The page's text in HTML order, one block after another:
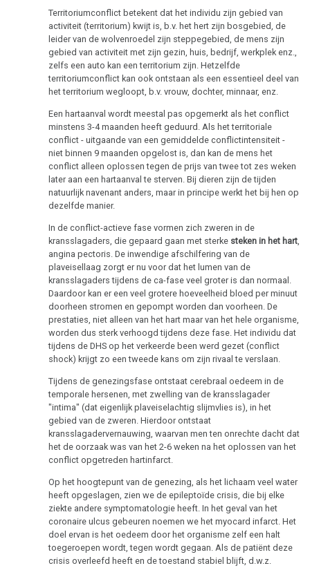
Biologische
natuurwet
Nomenclatuur
Haarden
rechtshandigheid
Hormonen
Kiembladen
Immuunsysteem
Microben
Hodgkin/Non-
Maagkanker
Mesothelioom
Sclerose
Epilepsie
Parkinson
constructie
Territoriumconflict betekent dat het individu zijn gebied van
activiteit (territorium) kwijt is, b.v. het hert zijn bosgebied, de
leider van de wolvenroedel zijn steppegebied, de mens zijn
gebied van activiteit met zijn gezin, huis, bedrijf, werkplek enz.,
zelfs een auto kan een territorium zijn. Hetzelfde
territoriumconflict kan ook ontstaan als een essentieel deel van
het territorium wegloopt, b.v. vrouw, dochter, minnaar, enz.
Een hartaanval wordt meestal pas opgemerkt als het conflict
minstens 3-4 maanden heeft geduurd. Als het territoriale
conflict - uitgaande van een gemiddelde conflictintensiteit -
niet binnen 9 maanden opgelost is, dan kan de mens het
conflict alleen oplossen tegen de prijs van twee tot zes weken
later aan een hartaanval te sterven. Bij dieren zijn de tijden
natuurlijk navenant anders, maar in principe werkt het bij hen op
dezelfde manier.
In de conflict-actieve fase vormen zich zweren in de
kransslagaders, die gepaard gaan met sterke steken in het hart,
angina pectoris. De inwendige afschilfering van de
plaveisellaag zorgt er nu voor dat het lumen van de
kransslagaders tijdens de ca-fase veel groter is dan normaal.
Daardoor kan er een veel grotere hoeveelheid bloed per minuut
doorheen stromen en gepompt worden dan voorheen. De
prestaties, niet alleen van het hart maar van het hele organisme,
worden dus sterk verhoogd tijdens deze fase. Het individu dat
tijdens de DHS op het verkeerde been werd gezet (conflict
shock) krijgt zo een tweede kans om zijn rivaal te verslaan.
Tijdens de genezingsfase ontstaat cerebraal oedeem in de
temporale hersenen, met zwelling van de kransslagader
"intima" (dat eigenlijk plaveiselachtig slijmvlies is), in het
gebied van de zweren. Hierdoor ontstaat
kransslagadervernauwing, waarvan men ten onrechte dacht dat
het de oorzaak was van het 2-6 weken na het oplossen van het
conflict opgetreden hartinfarct.
Op het hoogtepunt van de genezing, als het lichaam veel water
heeft opgeslagen, zien we de epileptoïde crisis, die bij elke
ziekte andere symptomatologie heeft. In het geval van het
coronaire ulcus gebeuren noemen we het myocard infarct. Het
doel ervan is het oedeem door het organisme zelf een halt
toegeroepen wordt, tegen wordt gegaan. Als de patiënt deze
crisis overleefd heeft en de toestand stabiel blijft, d.w.z.